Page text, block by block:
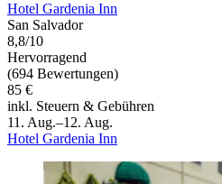
Hotel Gardenia Inn
San Salvador
8,8/10
Hervorragend
(694 Bewertungen)
85 €
inkl. Steuern & Gebühren
11. Aug.–12. Aug.
Hotel Gardenia Inn